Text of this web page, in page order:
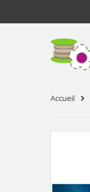
Accueil